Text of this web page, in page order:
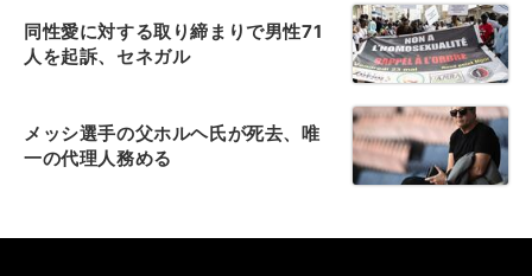
同性愛に対する取り締まりで男性71
人を起訴、セネガル
メッシ選手の父ホルヘ氏が死去、唯
一の代理人務める